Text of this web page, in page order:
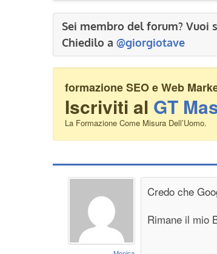
Sei membro del forum? Vuoi
Chiedilo a @giorgiotave
formazione SEO e Web
Iscriviti al GT
La Formazione Come Misura Dell’Uomo.
Credo che
Rimane il mio